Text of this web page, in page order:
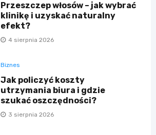
Przeszczep włosów – jak wybrać
klinikę i uzyskać naturalny
efekt?
4 sierpnia 2026
Biznes
Jak policzyć koszty
utrzymania biura i gdzie
szukać oszczędności?
3 sierpnia 2026